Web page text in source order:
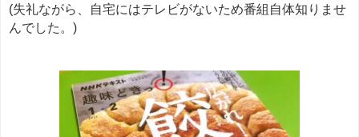
(失礼ながら、自宅にはテレビがないため番組自体知りませ
んでした。)